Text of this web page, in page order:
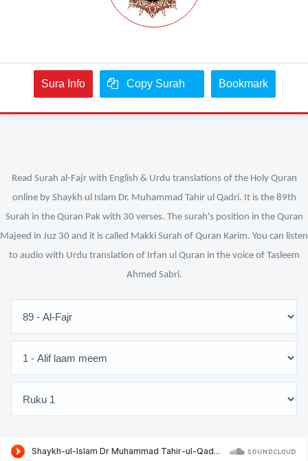
Sura Info Copy Surah Bookmark
Read Surah al-Fajr with English & Urdu translations of the Holy Quran
online by Shaykh ul Islam Dr. Muhammad Tahir ul Qadri. It is the 89th
Surah in the Quran Pak with 30 verses. The surah's position in the Quran
Majeed in Juz 30 and it is called Makki Surah of Quran Karim. You can listen
to audio with Urdu translation of Irfan ul Quran in the voice of Tasleem
Ahmed Sabri.